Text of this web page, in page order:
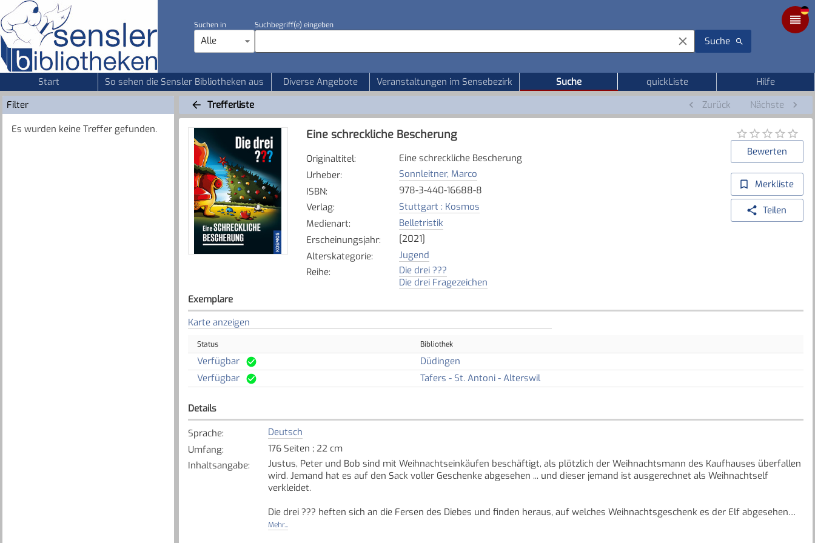
Suchen in
Alle
Suchbegriff(e) eingeben
Suche
Start So sehen die Sensler Bibliotheken aus Diverse Angebote Veranstaltungen im Sensebezirk Suche quickListe
Hilfe
Filter
Es wurden keine Treffer gefunden.
Trefferliste Zurück Nächste
Eine schreckliche Bescherung
Originaltitel:
Eine schreckliche Bescherung
Urheber:
Sonnleitner, Marco
ISBN:
978-3-440-16688-8
Verlag:
Stuttgart : Kosmos
Medienart:
Belletristik
Erscheinungsjahr:
[2021]
Alterskategorie:
Jugend
Reihe:
Die drei ???
Die drei Fragezeichen
Bewerten
Merkliste
Teilen
Exemplare
Karte anzeigen
Status Bibliothek
Verfügbar
Düdingen
Verfügbar
Tafers - St. Antoni - Alterswil
Details
Sprache:
Deutsch
Umfang:
176 Seiten ; 22 cm
Inhaltsangabe:
Justus, Peter und Bob sind mit Weihnachtseinkäufen beschäftigt, als plötzlich der Weihnachtsmann des Kaufhauses überfallen
wird. Jemand hat es auf den Sack voller Geschenke abgesehen ... und dieser jemand ist ausgerechnet als Weihnachtself
verkleidet.
Die drei ??? heften sich an die Fersen des Diebes und finden heraus, auf welches Weihnachtsgeschenk es der Elf abgesehen
hat.
Mehr...